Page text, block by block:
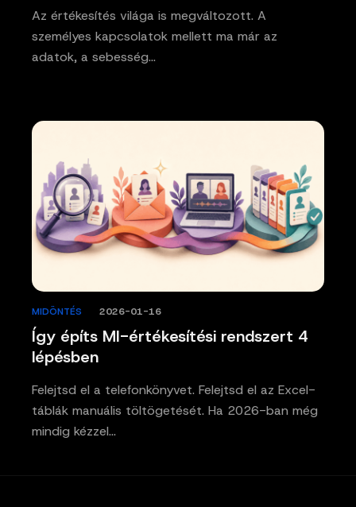
Az értékesítés világa is megváltozott. A
személyes kapcsolatok mellett ma már az
adatok, a sebesség…
Így építs MI-értékesítési rendszert 4
lépésben
MIDÖNTÉS 2026-01-16
Felejtsd el a telefonkönyvet. Felejtsd el az Excel-
táblák manuális töltögetését. Ha 2026-ban még
mindig kézzel…